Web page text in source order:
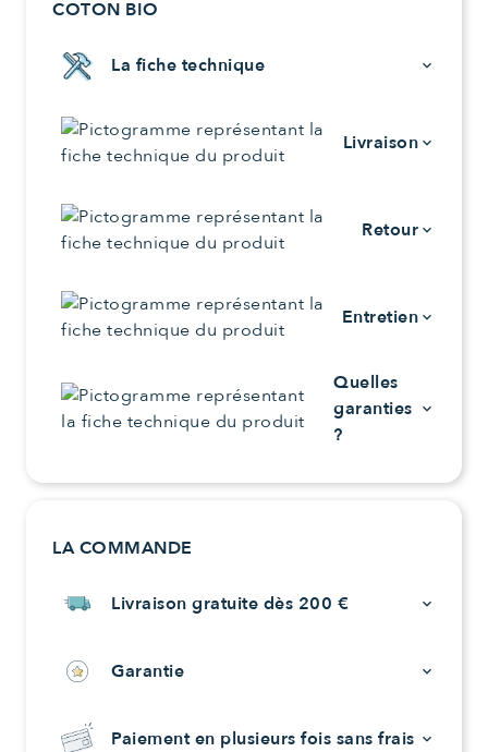
COTON BIO
La fiche technique keyboard_arrow_down
Livraison keyboard_arrow_down
Retour keyboard_arrow_down
Entretien keyboard_arrow_down
Quelles
garanties
?
keyboard_arrow_down
LA COMMANDE
Livraison gratuite dès 200 € keyboard_arrow_down
Garantie keyboard_arrow_down
Paiement en plusieurs fois sans frais keyboard_arrow_down